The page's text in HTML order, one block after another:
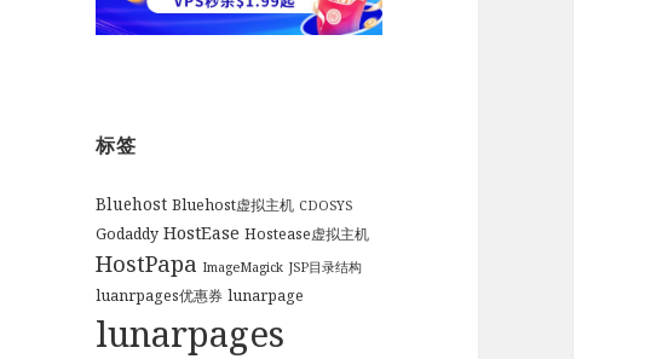
标签
Bluehost Bluehost虚拟主机 CDOSYS
Godaddy HostEase Hostease虚拟主机
HostPapa ImageMagick JSP目录结构
luanrpages优惠券 lunarpage
lunarpages